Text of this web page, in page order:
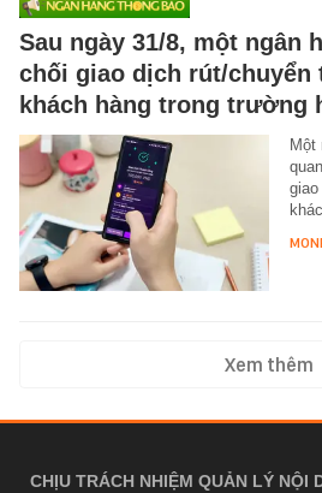
Sau ngày 31/8, một ngân
chối giao dịch rút/chuyển
khách hàng trong trường
Một
Xem thêm
CHỊU TRÁCH NHIỆM QUẢN LÝ NỘI